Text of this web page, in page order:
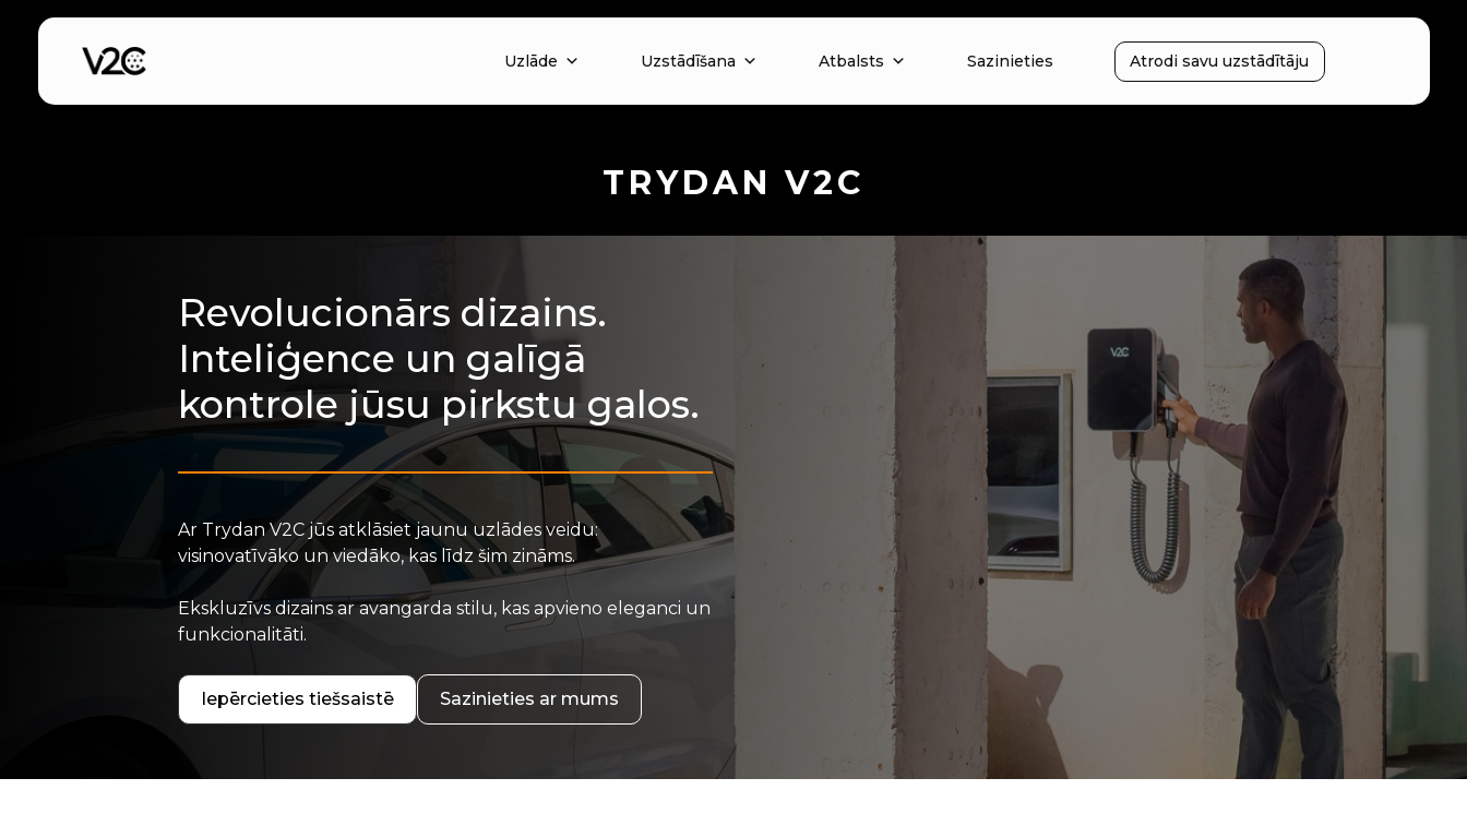
Uzlāde Uzstādīšana Atbalsts Sazinieties Atrodi savu uzstādītāju
TRYDAN V2C
Revolucionārs dizains.
Inteliģence un galīgā
kontrole jūsu pirkstu galos.
Ar Trydan V2C jūs atklāsiet jaunu uzlādes veidu:
visinovatīvāko un viedāko, kas līdz šim zināms.
Ekskluzīvs dizains ar avangarda stilu, kas apvieno eleganci un
funkcionalitāti.
Iepērcieties tiešsaistē Sazinieties ar mums